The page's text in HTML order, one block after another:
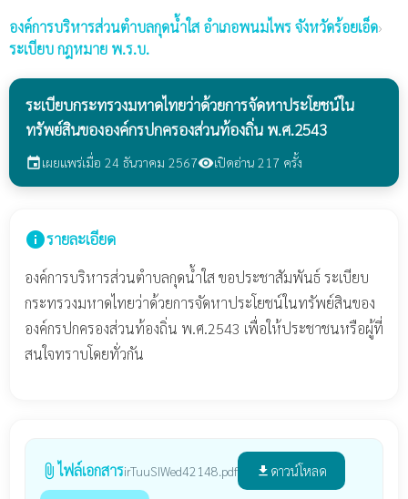
องค์การบริหารส่วนตำบลกุดน้ำใส อำเภอพนมไพร จังหวัดร้อยเอ็ด›
ระเบียบ กฎหมาย พ.ร.บ.
ระเบียบกระทรวงมหาดไทยว่าด้วยการจัดหาประโยชน์ใน
ทรัพย์สินขององค์กรปกครองส่วนท้องถิ่น พ.ศ.2543
eventเผยแพร่เมื่อ 24 ธันวาคม 2567visibilityเปิดอ่าน 217 ครั้ง
infoรายละเอียด
องค์การบริหารส่วนตำบลกุดน้ำใส ขอประชาสัมพันธ์ ระเบียบ
กระทรวงมหาดไทยว่าด้วยการจัดหาประโยชน์ในทรัพย์สินของ
องค์กรปกครองส่วนท้องถิ่น พ.ศ.2543 เพื่อให้ประชาชนหรือผู้ที่
สนใจทราบโดยทั่วกัน
attach_file ไฟล์เอกสารirTuuSIWed42148.pdf file_download ดาวน์โหลด